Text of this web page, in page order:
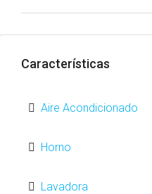
Características
Aire Acondicionado
Horno
Lavadora